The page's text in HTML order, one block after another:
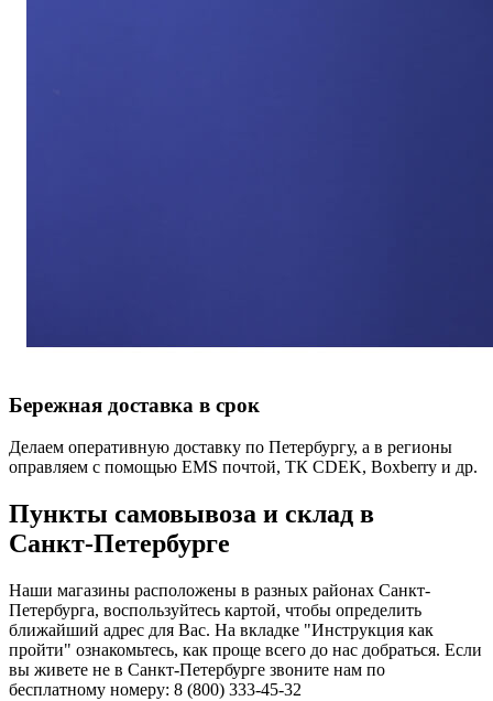
Бережная доставка в срок
Делаем оперативную доставку по Петербургу, а в регионы
оправляем с помощью EMS почтой, ТК CDEK, Boxberry и др.
Пункты самовывоза и склад в
Санкт‑Петербурге
Наши магазины расположены в разных районах Санкт-
Петербурга, воспользуйтесь картой, чтобы определить
ближайший адрес для Вас. На вкладке "Инструкция как
пройти" ознакомьтесь, как проще всего до нас добраться. Если
вы живете не в Санкт-Петербурге звоните нам по
бесплатному номеру: 8 (800) 333-45-32